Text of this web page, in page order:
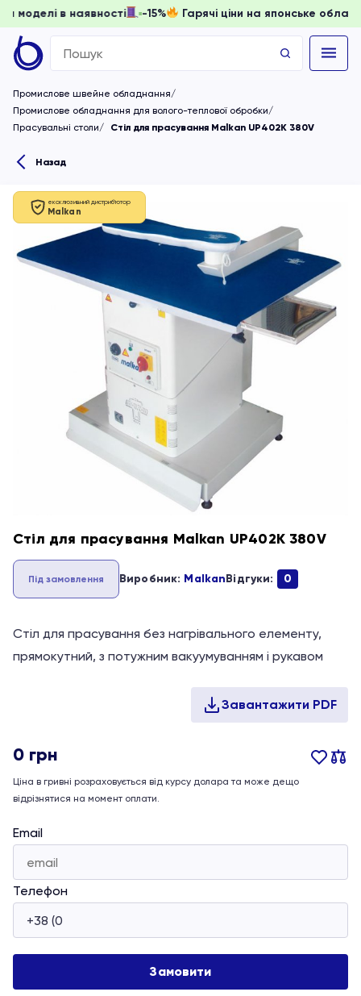
доки моделі в наявності -15% Гарячі ціни на
Search
for:
Промислове швейне обладнання
Промислове обладнання для волого-теплової обробки
Прасувальні столи
Стіл для прасування Malkan UP402K 380V
Назад
ексклюзивний дистриб'ютор
Malkan
Стіл для прасування Malkan UP402K 380V
Під замовлення Виробник: MalkanВідгуки: 0
Стіл для прасування без нагрівального елементу,
прямокутний, з потужним вакуумуванням і рукавом
0 грн
Ціна в гривні розраховується від курсу долара та може дещо
відрізнятися на момент оплати.
Email
Телефон